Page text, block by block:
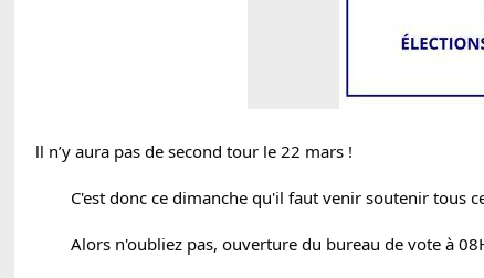
ll n’y aura pas de second tour le 22 mars !
C'est donc ce dimanche qu'il faut venir soutenir
Alors n'oubliez pas, ouverture du bureau de vote à